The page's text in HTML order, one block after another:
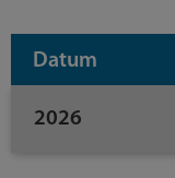
Datum
2026